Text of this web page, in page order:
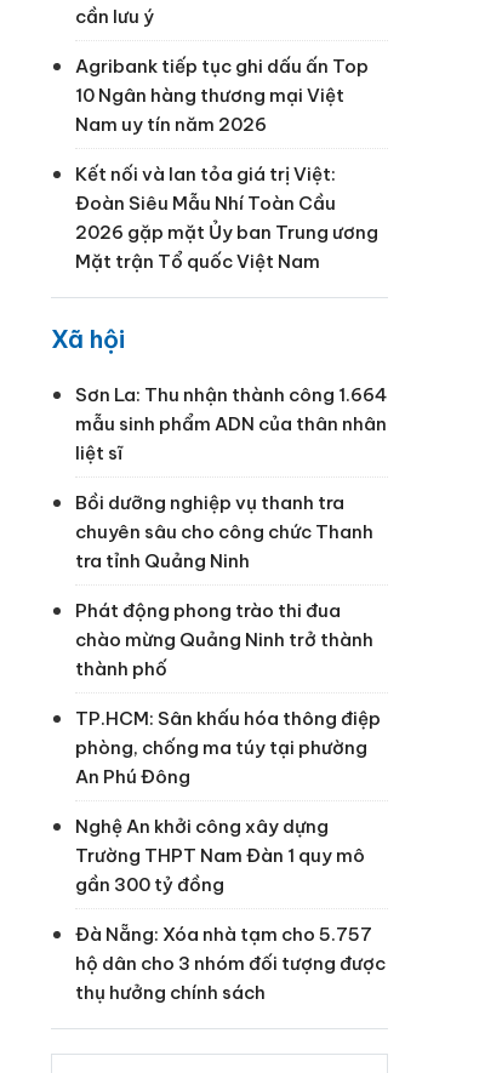
cần lưu ý
Agribank tiếp tục ghi dấu ấn Top
10 Ngân hàng thương mại Việt
Nam uy tín năm 2026
Kết nối và lan tỏa giá trị Việt:
Đoàn Siêu Mẫu Nhí Toàn Cầu
2026 gặp mặt Ủy ban Trung ương
Mặt trận Tổ quốc Việt Nam
Xã hội
Sơn La: Thu nhận thành công 1.664
mẫu sinh phẩm ADN của thân nhân
liệt sĩ
Bồi dưỡng nghiệp vụ thanh tra
chuyên sâu cho công chức Thanh
tra tỉnh Quảng Ninh
Phát động phong trào thi đua
chào mừng Quảng Ninh trở thành
thành phố
TP.HCM: Sân khấu hóa thông điệp
phòng, chống ma túy tại phường
An Phú Đông
Nghệ An khởi công xây dựng
Trường THPT Nam Đàn 1 quy mô
gần 300 tỷ đồng
Đà Nẵng: Xóa nhà tạm cho 5.757
hộ dân cho 3 nhóm đối tượng được
thụ hưởng chính sách